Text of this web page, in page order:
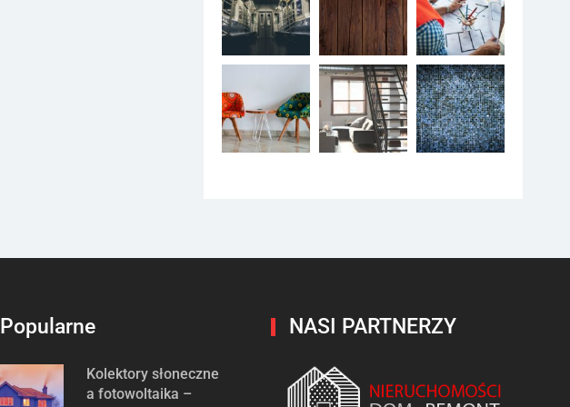
Popularne
Kolektory słoneczne
a fotowoltaika –
NASI PARTNERZY